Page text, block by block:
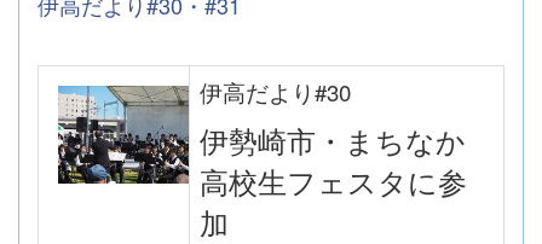
伊高だより#30
伊勢崎市・まちなか
高校生フェスタに参
加